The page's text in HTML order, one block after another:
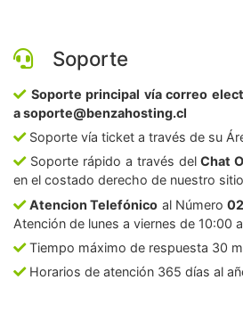
Soporte
Soporte principal vía correo
a soporte@benzahosting.cl
Soporte vía ticket a través de su
Soporte rápido a través delChat
en el costado derecho de nuestro
Atencion Telefónico al Número
Atención de lunes a viernes de 10:00
Tiempo máximo de respuesta 30
Horarios de atención 365 días al